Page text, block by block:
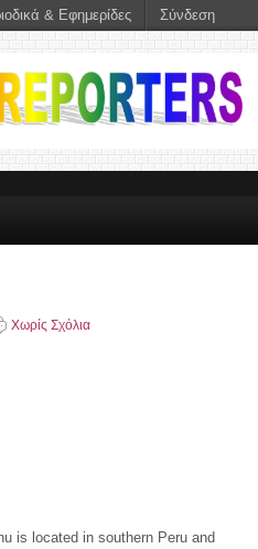
Χωρίς Σχόλια
is located in southern Peru and
& Εφημερίδες Σύνδεση